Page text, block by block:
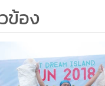
ลิสต์ชื่อดัง
ำเร็จมาโดยตลอดนะ (ได้
นั้น) แล้วงานในวันนี้ฝนก็
ข้อง